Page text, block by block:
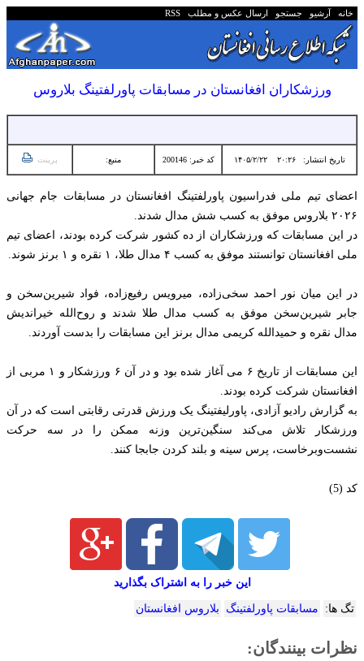
خانه آرشیو جستجو ارسال عکس و مطلب RSS
ورزشکاران افغانستان در مسابقات پاورلفتینگ بلاروس
تاریخ انتشار:۲۰:۲۶ ۱۴۰۵/۲/۲۲ کد خبر: 200146 منبع: پرینت
اعضای تیم ملی فدراسیون پاورلفتینگ افغانستان در مسابقات جام جهانی
۲۰۲۶ بلاروس موفق به کسب شش مدال شدند.
در این مسابقات که ورزشکاران از ده کشور شرکت کرده بودند، اعضای تیم
ملی افغانستان توانستند موفق به کسب ۴ مدال طلا، ۱ نقره و ۱ برنز شوند.
در این میان نور احمد سخی‌زاده، میرویس رفیع‌زاده، فواد شیرین‌سخن و
جابر شیرین‌سخن موفق به کسب مدال طلا شدند و روح‌الله خیراندیش
مدال نقره و حمیدالله کریمی مدال برنز این مسابقات را بدست آوردند.
این مسابقات از تاریخ ۶ می آغاز شده بود و در آن ۶ ورزشکار و ۱ مربی از
افغانستان شرکت کرده بودند.
به گزارش رادیو آزادی، پاورلیفتینگ یک ورزش قدرتی رقابتی است که در آن
ورزشکار تلاش می‌کند سنگین‌ترین وزنه ممکن را در سه حرکت
نشست‌وبرخاست، پرس سینه و بلند کردن جابجا کنند.
کد (5)
این خبر را به اشتراک بگذارید
تگ ها: مسابقات پاورلفتینگ بلاروس افغانستان
نظرات بینندگان: